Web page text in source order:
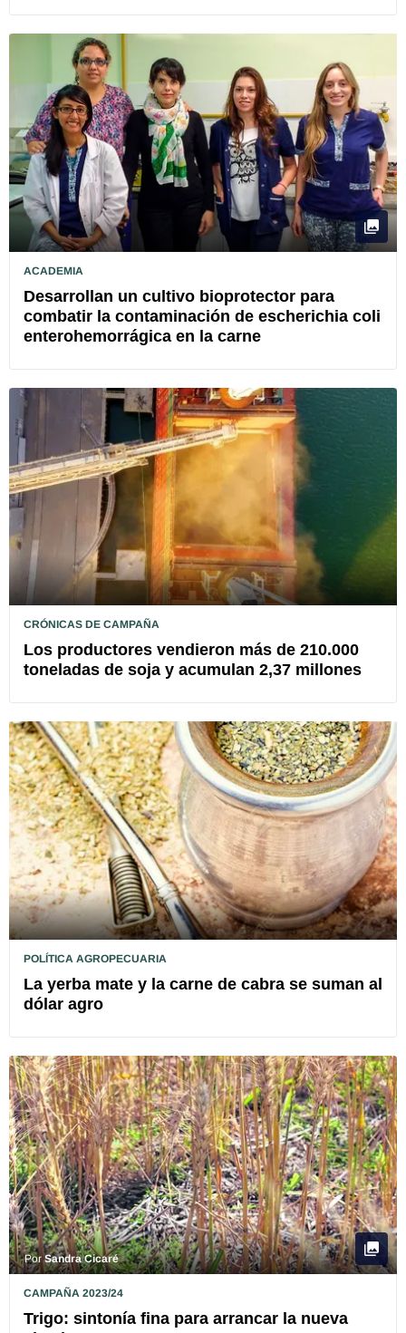
ACADEMIA
Desarrollan un cultivo bioprotector para
combatir la contaminación de escherichia coli
enterohemorrágica en la carne
CRÓNICAS DE CAMPAÑA
Los productores vendieron más de 210.000
toneladas de soja y acumulan 2,37 millones
POLÍTICA AGROPECUARIA
La yerba mate y la carne de cabra se suman al
dólar agro
PorSandra Cicaré
CAMPAÑA 2023/24
Trigo: sintonía fina para arrancar la nueva